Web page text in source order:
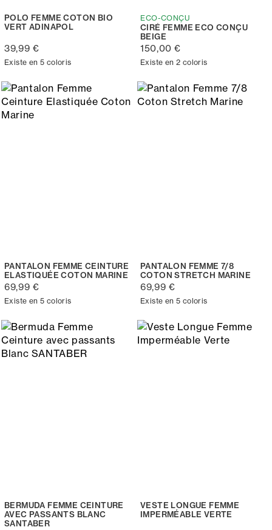
POLO FEMME COTON BIO
VERT ADINAPOL
39,99 €
Existe en 5 coloris
ECO-CONÇU
CIRÉ FEMME ECO CONÇU
BEIGE
150,00 €
Existe en 2 coloris
PANTALON FEMME CEINTURE
ELASTIQUÉE COTON MARINE
69,99 €
Existe en 5 coloris
PANTALON FEMME 7/8
COTON STRETCH MARINE
69,99 €
Existe en 5 coloris
BERMUDA FEMME CEINTURE
AVEC PASSANTS BLANC
SANTABER
VESTE LONGUE FEMME
IMPERMÉABLE VERTE